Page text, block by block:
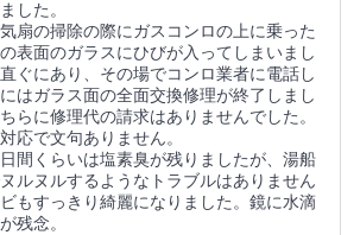
した。
扇の掃除の際にガスコンロの上に乗った
表面のガラスにひびが入ってしまいまし
ぐにあり、その場でコンロ業者に電話し
はガラス面の全面交換修理が終了しまし
らに修理代の請求はありませんでした。
応で文句ありません。
間くらいは塩素臭が残りましたが、湯船
ルヌルするようなトラブルはありません
もすっきり綺麗になりました。鏡に水滴
残念。